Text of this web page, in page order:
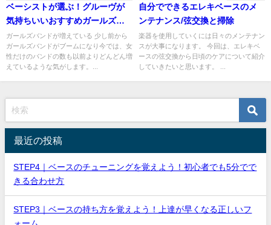
ベーシストが選ぶ！グルーヴが
気持ちいいおすすめガールズバ
ンド8選
ガールズバンドが増えている 少し前から
ガールズバンドがブームになり今では、女
性だけのバンドの数も以前よりどんどん増
えているような気がします。...
自分でできるエレキベースのメ
ンテナンス/弦交換と掃除
楽器を使用していくには日々のメンテナン
スが大事になります。 今回は、エレキベ
ースの弦交換から日頃のケアについて紹介
していきたいと思います。 ...
最近の投稿
STEP4｜ベースのチューニングを覚えよう！初心者でも5分でで
きる合わせ方
STEP3｜ベースの持ち方を覚えよう！上達が早くなる正しいフ
ォーム